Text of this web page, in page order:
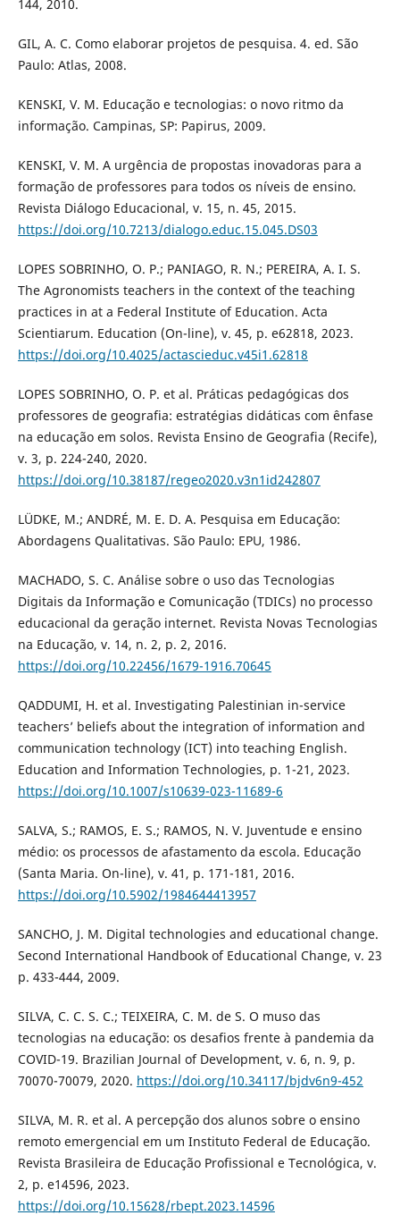
144, 2010.
GIL, A. C. Como elaborar projetos de pesquisa. 4. ed. São
Paulo: Atlas, 2008.
KENSKI, V. M. Educação e tecnologias: o novo ritmo da
informação. Campinas, SP: Papirus, 2009.
KENSKI, V. M. A urgência de propostas inovadoras para a
formação de professores para todos os níveis de ensino.
Revista Diálogo Educacional, v. 15, n. 45, 2015.
https://doi.org/10.7213/dialogo.educ.15.045.DS03
LOPES SOBRINHO, O. P.; PANIAGO, R. N.; PEREIRA, A. I. S.
The Agronomists teachers in the context of the teaching
practices in at a Federal Institute of Education. Acta
Scientiarum. Education (On-line), v. 45, p. e62818, 2023.
https://doi.org/10.4025/actascieduc.v45i1.62818
LOPES SOBRINHO, O. P. et al. Práticas pedagógicas dos
professores de geografia: estratégias didáticas com ênfase
na educação em solos. Revista Ensino de Geografia (Recife),
v. 3, p. 224-240, 2020.
https://doi.org/10.38187/regeo2020.v3n1id242807
LÜDKE, M.; ANDRÉ, M. E. D. A. Pesquisa em Educação:
Abordagens Qualitativas. São Paulo: EPU, 1986.
MACHADO, S. C. Análise sobre o uso das Tecnologias
Digitais da Informação e Comunicação (TDICs) no processo
educacional da geração internet. Revista Novas Tecnologias
na Educação, v. 14, n. 2, p. 2, 2016.
https://doi.org/10.22456/1679-1916.70645
QADDUMI, H. et al. Investigating Palestinian in-service
teachers’ beliefs about the integration of information and
communication technology (ICT) into teaching English.
Education and Information Technologies, p. 1-21, 2023.
https://doi.org/10.1007/s10639-023-11689-6
SALVA, S.; RAMOS, E. S.; RAMOS, N. V. Juventude e ensino
médio: os processos de afastamento da escola. Educação
(Santa Maria. On-line), v. 41, p. 171-181, 2016.
https://doi.org/10.5902/1984644413957
SANCHO, J. M. Digital technologies and educational change.
Second International Handbook of Educational Change, v. 23
p. 433-444, 2009.
SILVA, C. C. S. C.; TEIXEIRA, C. M. de S. O muso das
tecnologias na educação: os desafios frente à pandemia da
COVID-19. Brazilian Journal of Development, v. 6, n. 9, p.
70070-70079, 2020. https://doi.org/10.34117/bjdv6n9-452
SILVA, M. R. et al. A percepção dos alunos sobre o ensino
remoto emergencial em um Instituto Federal de Educação.
Revista Brasileira de Educação Profissional e Tecnológica, v.
2, p. e14596, 2023.
https://doi.org/10.15628/rbept.2023.14596